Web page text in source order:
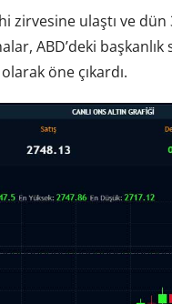
zirvesine ulaştı ve dün
ABD’deki
öne çıkardı.